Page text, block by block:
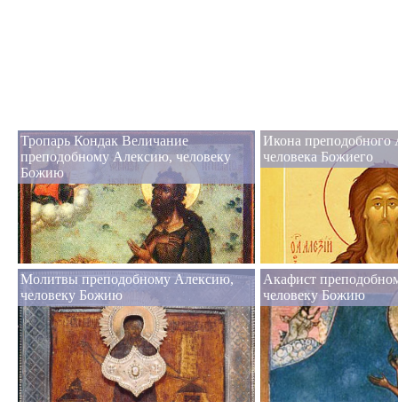
Тропарь Кондак Величание
преподобному Алексию, человеку
Божию
Икона преподобного
человека Божиего
Молитвы преподобному Алексию,
человеку Божию
Акафист
человеку Божию